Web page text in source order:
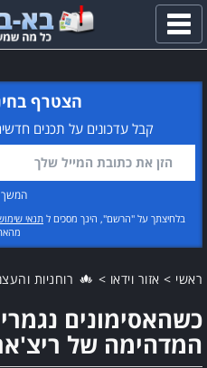
פתח
תפריט
הצטרף
קבל עדכונים על תכנים
בלחיצתך על "הרשם", הינך מסכים לתנאי
ראשי > אזור וידאו > רוחניות
כשהאסימונים
המדהימה של